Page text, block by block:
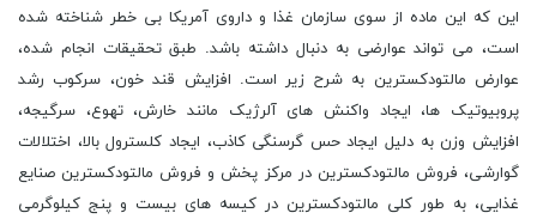
این که این ماده از سوی سازمان غذا و داروی آمریکا بی خطر شناخته شده
است، می تواند عوارضی به دنبال داشته باشد. طبق تحقیقات انجام شده،
عوارض مالتودکسترین به شرح زیر است. افزایش قند خون، سرکوب رشد
پروبیوتیک ها، ایجاد واکنش های آلرژیک مانند خارش، تهوع، سرگیجه،
افزایش وزن به دلیل ایجاد حس گرسنگی کاذب، ایجاد کلسترول بالا، اختلالات
گوارشی، فروش مالتودکسترین در مرکز پخش و فروش مالتودکسترین صنایع
غذایی، به طور کلی مالتودکسترین در کیسه های بیست و پنج کیلوگرمی